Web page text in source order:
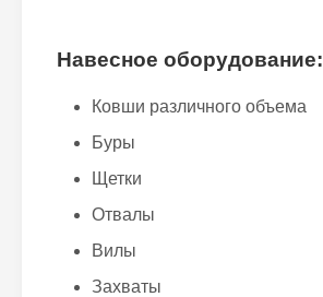
Навесное оборудование:
Ковши различного объема
Буры
Щетки
Отвалы
Вилы
Захваты